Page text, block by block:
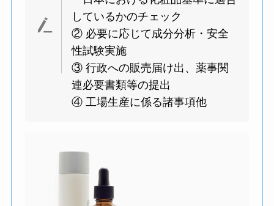
しているかのチェック
② 必要に応じて成分分析・安全
性試験実施
③ 行政への販売届け出、薬事関
連必要書類等の提出
④ 工場生産に係る諸事項他